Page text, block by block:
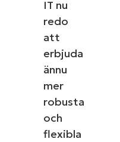
IT nu
redo
att
erbjuda
ännu
mer
robusta
och
flexibla